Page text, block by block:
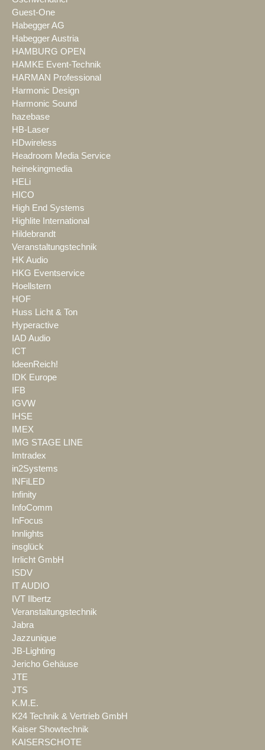
Guest-One
Habegger AG
Habegger Austria
HAMBURG OPEN
HAMKE Event-Technik
HARMAN Professional
Harmonic Design
Harmonic Sound
hazebase
HB-Laser
HDwireless
Headroom Media Service
heinekingmedia
HELi
HICO
High End Systems
Highlite International
Hildebrandt
Veranstaltungstechnik
HK Audio
HKG Eventservice
Hoellstern
HOF
Huss Licht & Ton
Hyperactive
IAD Audio
ICT
IdeenReich!
IDK Europe
IFB
IGVW
IHSE
IMEX
IMG STAGE LINE
Imtradex
in2Systems
INFiLED
Infinity
InfoComm
InFocus
Innlights
insglück
Irrlicht GmbH
ISDV
IT AUDIO
IVT Ilbertz
Veranstaltungstechnik
Jabra
Jazzunique
JB-Lighting
Jericho Gehäuse
JTE
JTS
K.M.E.
K24 Technik & Vertrieb GmbH
Kaiser Showtechnik
KAISERSCHOTE